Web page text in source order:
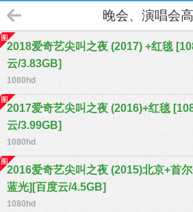
晚会、演唱会
2018爱奇艺尖叫之夜 (2017) +红毯
云/3.83GB]
1080hd
2017爱奇艺尖叫之夜 (2016)+红毯
云/3.99GB]
1080hd
2016爱奇艺尖叫之夜 (2015)北京+首
蓝光][百度云/4.5GB]
1080hd